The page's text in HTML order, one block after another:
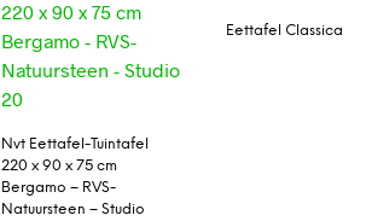
Nvt Eettafel-Tuintafel
220 x 90 x 75 cm
Bergamo – RVS-
Natuursteen – Studio
Eettafel Classica